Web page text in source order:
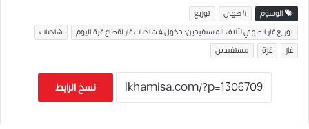
الوسوم #طهي
توزيع
توزيع غاز الطهي لآلاف المستفيدين: دخول 4 شاحنات غاز لقطاع غزة اليوم
شاحنات
غاز
غزة مستفيدين
نسخ الرابط